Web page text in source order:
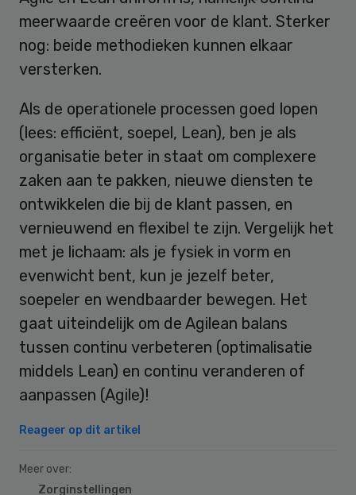
meerwaarde creëren voor de klant. Sterker
nog: beide methodieken kunnen elkaar
versterken.
Als de operationele processen goed lopen
(lees: efficiënt, soepel, Lean), ben je als
organisatie beter in staat om complexere
zaken aan te pakken, nieuwe diensten te
ontwikkelen die bij de klant passen, en
vernieuwend en flexibel te zijn. Vergelijk het
met je lichaam: als je fysiek in vorm en
evenwicht bent, kun je jezelf beter,
soepeler en wendbaarder bewegen. Het
gaat uiteindelijk om de Agilean balans
tussen continu verbeteren (optimalisatie
middels Lean) en continu veranderen of
aanpassen (Agile)!
Reageer op dit artikel
Meer over:
Zorginstellingen